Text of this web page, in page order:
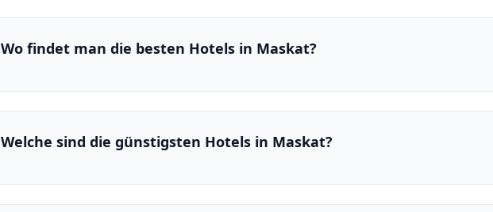
Wo findet man die besten Hotels in Maskat?
Welche sind die günstigsten Hotels in Maskat?